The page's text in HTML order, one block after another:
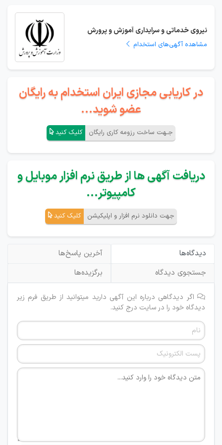
نیروی خدماتی و سرایداری آموزش و پرورش
مشاهده آگهی‌های استخدام
در کاریابی مجازی ایران استخدام به رایگان
عضو شوید...
جـهت ساخت رزومه کاری رایگان کلیک کنید
دریافت آگهی ها از طریق نرم افزار موبایل و
کامپیوتر...
جهت دانلود نرم افزار و اپلیکیشن کلیک کنید
دیدگاه‌ها
آخرین پاسخ‌ها
جستجوی دیدگاه
برگزیده‌ها
اگر دیدگاهی درباره این آگهی دارید میتوانید از طریق فرم زیر
دیدگاه خود را در سایت درج کنید.